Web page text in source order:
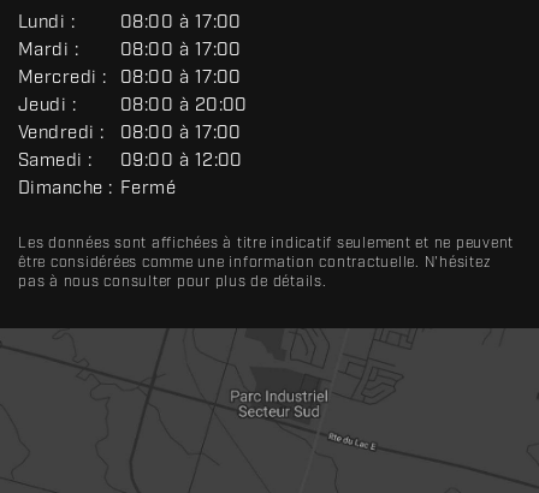
G
É
N
É
R
A
L
Lundi :
08:00 à 17:00
Mardi :
08:00 à 17:00
Mercredi :
08:00 à 17:00
Jeudi :
08:00 à 20:00
Vendredi :
08:00 à 17:00
Samedi :
09:00 à 12:00
Dimanche : Fermé
Les données sont affichées à titre indicatif seulement et ne peuvent
être considérées comme une information contractuelle. N'hésitez
pas à nous consulter pour plus de détails.